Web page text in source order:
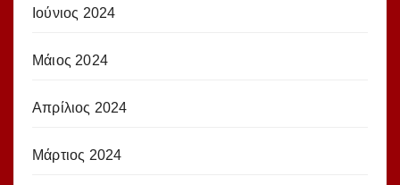
Ιούνιος 2024
Μάιος 2024
Απρίλιος 2024
Μάρτιος 2024